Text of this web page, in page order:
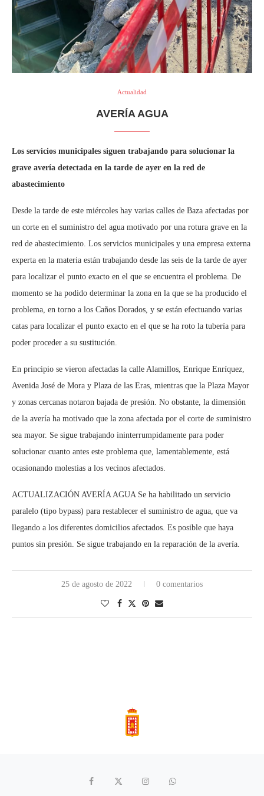
Actualidad
AVERÍA AGUA
Los servicios municipales siguen trabajando para solucionar la
grave avería detectada en la tarde de ayer en la red de
abastecimiento
Desde la tarde de este miércoles hay varias calles de Baza afectadas por
un corte en el suministro del agua motivado por una rotura grave en la
red de abastecimiento. Los servicios municipales y una empresa externa
experta en la materia están trabajando desde las seis de la tarde de ayer
para localizar el punto exacto en el que se encuentra el problema. De
momento se ha podido determinar la zona en la que se ha producido el
problema, en torno a los Caños Dorados, y se están efectuando varias
catas para localizar el punto exacto en el que se ha roto la tubería para
poder proceder a su sustitución.
En principio se vieron afectadas la calle Alamillos, Enrique Enríquez,
Avenida José de Mora y Plaza de las Eras, mientras que la Plaza Mayor
y zonas cercanas notaron bajada de presión. No obstante, la dimensión
de la avería ha motivado que la zona afectada por el corte de suministro
sea mayor. Se sigue trabajando ininterrumpidamente para poder
solucionar cuanto antes este problema que, lamentablemente, está
ocasionando molestias a los vecinos afectados.
ACTUALIZACIÓN AVERÍA AGUA Se ha habilitado un servicio
paralelo (tipo bypass) para restablecer el suministro de agua, que va
llegando a los diferentes domicilios afectados. Es posible que haya
puntos sin presión. Se sigue trabajando en la reparación de la avería.
25 de agosto de 2022 0 comentarios